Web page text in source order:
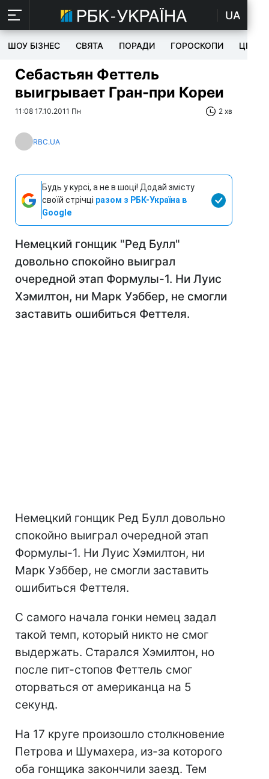
UA
ШОУ БІЗНЕС СВЯТА ПОРАДИ ГОРОСКОПИ ЦІКАВЕ
Себастьян Феттель
выигрывает Гран-при Кореи
11:08 17.10.2011 Пн 2 хв
RBC.UA
Будь у курсі, а не в шоці! Додай змісту
своїй стрічці разом з РБК-Україна в
Google
Немецкий гонщик "Ред Булл"
довольно спокойно выиграл
очередной этап Формулы-1. Ни Луис
Хэмилтон, ни Марк Уэббер, не смогли
заставить ошибиться Феттеля.
Немецкий гонщик Ред Булл довольно
спокойно выиграл очередной этап
Формулы-1. Ни Луис Хэмилтон, ни
Марк Уэббер, не смогли заставить
ошибиться Феттеля.
С самого начала гонки немец задал
такой темп, который никто не смог
выдержать. Старался Хэмилтон, но
после пит-стопов Феттель смог
оторваться от американца на 5
секунд.
На 17 круге произошло столкновение
Петрова и Шумахера, из-за которого
оба гонщика закончили заезд. Тем